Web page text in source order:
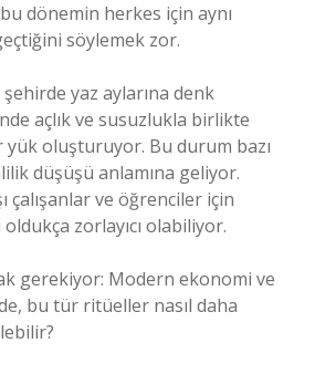
dönemin herkes için aynı
söylemek zor.
yaz aylarına denk
açlık ve susuzlukla birlikte
yük oluşturuyor. Bu durum bazı
düşüşü anlamına geliyor.
çalışanlar ve öğrenciler için
zorlayıcı olabiliyor.
gerekiyor: Modern ekonomi ve
bu tür ritüeller nasıl daha